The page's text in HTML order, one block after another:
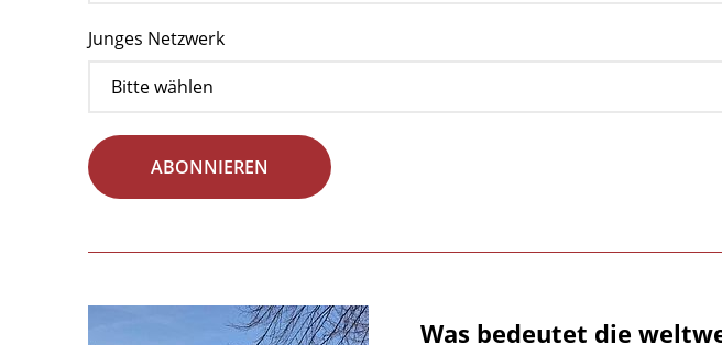
Junges Netzwerk
ABONNIEREN
Was bedeutet die